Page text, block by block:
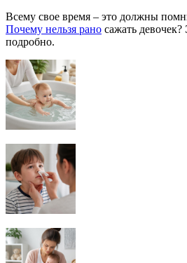
Всему свое время – это должны
Почему нельзя рано сажать
подробно.